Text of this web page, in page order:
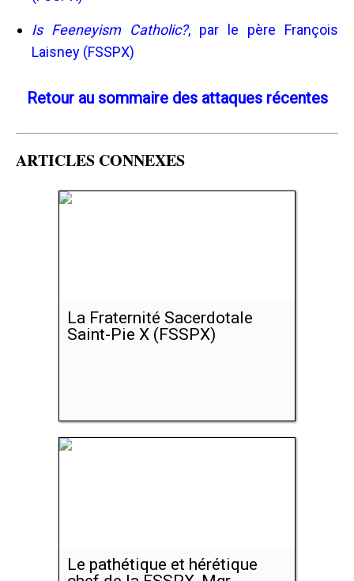
Is Feeneyism Catholic?, par le père François
Laisney (FSSPX)
Retour au sommaire des attaques récentes
ARTICLES CONNEXES
La Fraternité Sacerdotale
Saint-Pie X (FSSPX)
Le pathétique et hérétique